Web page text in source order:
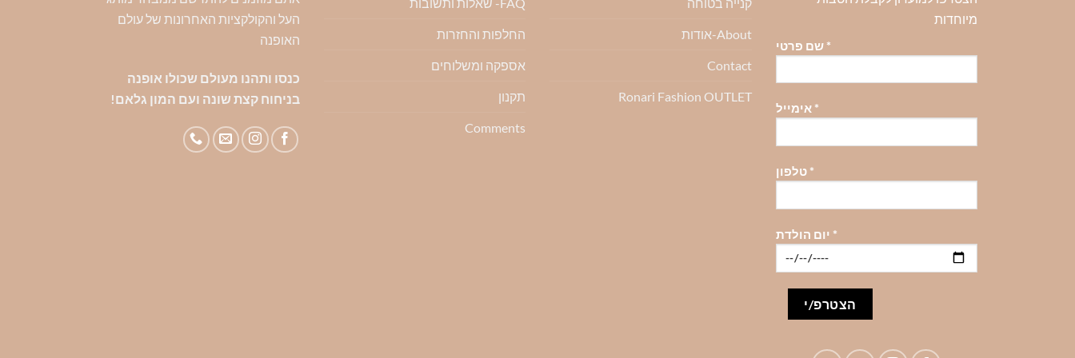
המוצר
מיוחדות
שם פרטי *
אימייל *
טלפון *
*
קנייה בטוחה
About-אודות
Contact
Ronari Fashion OUTLET
FAQ- שאלות ותשובות
החלפות והחזרות
אספקה ומשלוחים
תקנון
Comments
העל והקולקציות האחרונות של עולם
האופנה
כנסו ותהנו מעולם שכולו אופנה
בניחוח קצת שונה ועם המון גלאם!